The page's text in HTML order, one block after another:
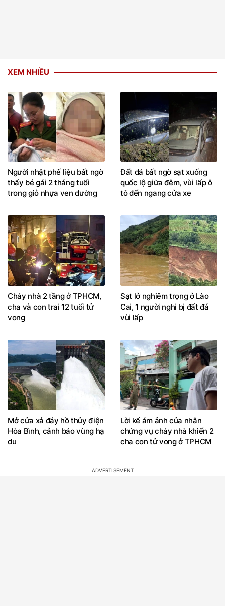
XEM NHIỀU
Người nhặt phế liệu bất ngờ
thấy bé gái 2 tháng tuổi
trong giỏ nhựa ven đường
Đất đá bất ngờ sạt xuống
quốc lộ giữa đêm, vùi lấp ô
tô đến ngang cửa xe
Cháy nhà 2 tầng ở TPHCM,
cha và con trai 12 tuổi tử
vong
Sạt lở nghiêm trọng ở Lào
Cai, 1 người nghi bị đất đá
vùi lấp
Mở cửa xả đáy hồ thủy điện
Hòa Bình, cảnh báo vùng hạ
du
Lời kể ám ảnh của nhân
chứng vụ cháy nhà khiến 2
cha con tử vong ở TPHCM